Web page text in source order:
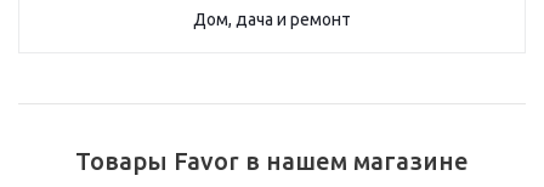
Дом, дача и ремонт
Товары Favor в нашем магазине